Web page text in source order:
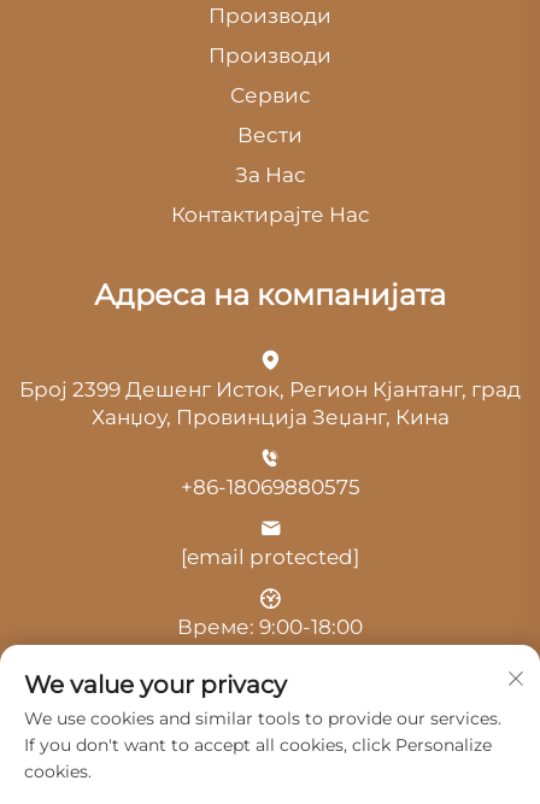
Производи
Производи
Сервис
Вести
За Нас
Контактирајте Нас
Адреса на компанијата
Број 2399 Дешенг Исток, Регион Кјантанг, град
Ханџоу, Провинција Зеџанг, Кина
+86-18069880575
[email protected]
Време: 9:00-18:00
We value your privacy
We use cookies and similar tools to provide our services.
If you don't want to accept all cookies, click Personalize
cookies.